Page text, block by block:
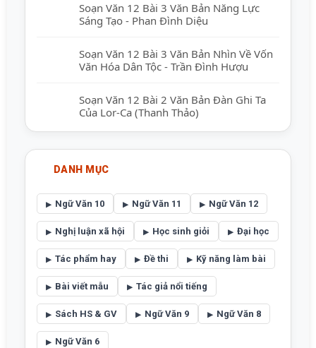
Soạn Văn 12 Bài 3 Văn Bản Năng Lực
Sáng Tạo - Phan Đình Diệu
Soạn Văn 12 Bài 3 Văn Bản Nhìn Về Vốn
Văn Hóa Dân Tộc - Trần Đình Hượu
Soạn Văn 12 Bài 2 Văn Bản Đàn Ghi Ta
Của Lor-Ca (Thanh Thảo)
DANH MỤC
Ngữ Văn 10 Ngữ Văn 11 Ngữ Văn 12
Nghị luận xã hội Học sinh giỏi Đại học
Tác phẩm hay Đề thi Kỹ năng làm bài
Bài viết mẫu Tác giả nổi tiếng
Sách HS & GV Ngữ Văn 9 Ngữ Văn 8
Ngữ Văn 6